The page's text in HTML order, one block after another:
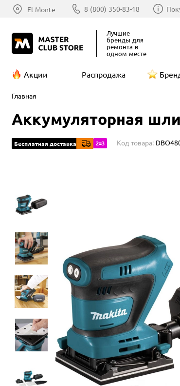
El Monte 8 (800) 350-83-18
Лучшие
бренды для
ремонта в
одном месте
Акции Распродажа
Главная
Аккумуляторная
Бесплатная доставка 2=3 Код товара: